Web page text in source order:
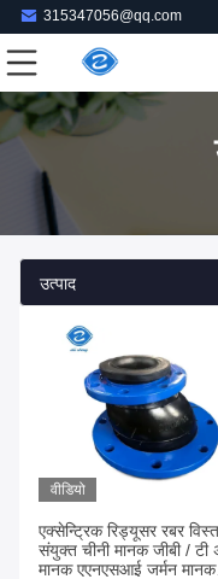
315347056@qq.com
उत्पाद
वीडियो
एक्सेन्ट्रिक रिड्यूसर रबर
संयुक्त चीनी मानक जीबी / टी
मानक एएनएसआई जर्मन मानक